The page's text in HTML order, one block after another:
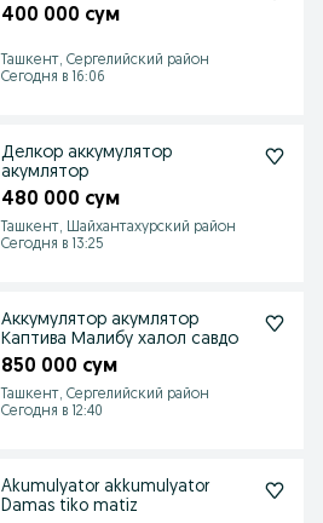
400 000 сум
Ташкент, Сергелийский район
Сегодня в 16:06
Делкор аккумулятор
акумлятор
480 000 сум
Ташкент, Шайхантахурский район
Сегодня в 13:25
Аккумулятор акумлятор
Каптива Малибу халол савдо
850 000 сум
Ташкент, Сергелийский район
Сегодня в 12:40
Akumulyator akkumulyator
Damas tiko matiz